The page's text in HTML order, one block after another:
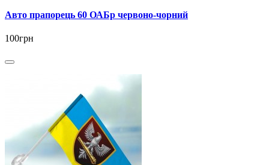
Авто прапорець 60 ОАБр червоно-чорний
100грн